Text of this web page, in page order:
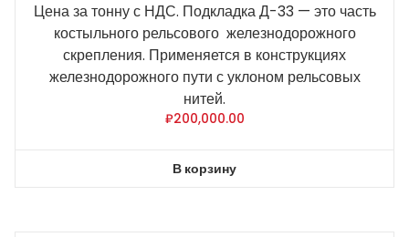
Цена за тонну с НДС. Подкладка Д-33 — это часть
костыльного рельсового железнодорожного
скрепления. Применяется в конструкциях
железнодорожного пути с уклоном рельсовых
нитей.
₽200,000.00
В корзину